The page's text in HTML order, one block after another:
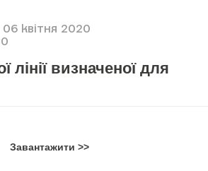
квітня 2020
лінії визначеної для
Завантажити >>